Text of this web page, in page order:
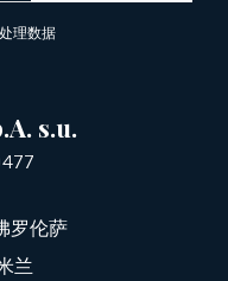
理数据
s.u.
罗伦萨
兰